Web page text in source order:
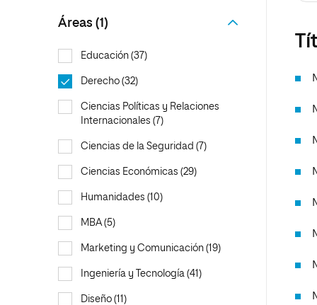
Ciencias Sociales
Humanidades
Artes
Música
Diseño
Ciencias de la Salud
Ciencias Sociales
Humanidades
Artes
Música
Áreas (1)
Educación (37)
Derecho (32)
Ciencias Políticas y Relaciones
Internacionales (7)
Ciencias de la Seguridad (7)
Ciencias Económicas (29)
Humanidades (10)
MBA (5)
Marketing y Comunicación (19)
Ingeniería y Tecnología (41)
Diseño (11)